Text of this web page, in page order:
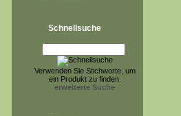
Schnellsuche
Verwenden Sie Stichworte, um
ein Produkt zu finden.
erweiterte Suche